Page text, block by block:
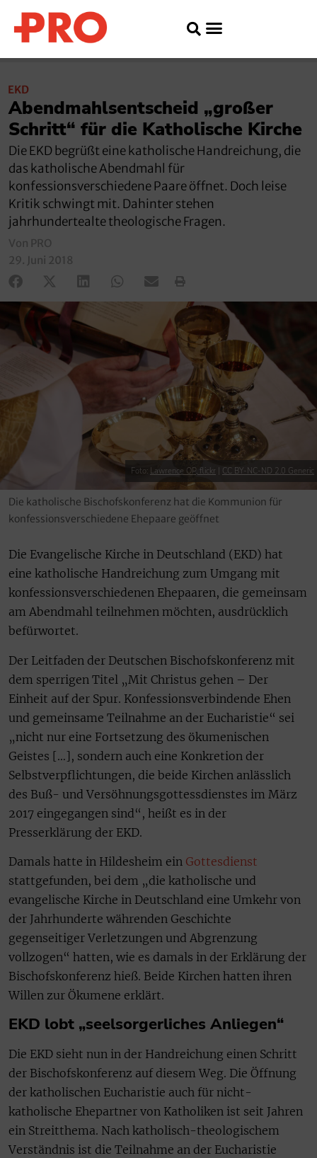
EKD
Abendmahlsentscheid „großer
Schritt“ für die Katholische Kirche
Die EKD begrüßt eine katholische Handreichung, die
das katholische Abendmahl für
konfessionsverschiedene Paare öffnet. Doch leise
Kritik schwingt mit. Dahinter stehen
jahrhundertealte theologische Fragen.
Von PRO
29. Juni 2018
Foto: Lawrence OP, flickr CC BY-NC-ND 2.0 Generic
Die katholische Bischofskonferenz hat die Kommunion für
konfessionsverschiedene Ehepaare geöffnet
Die Evangelische Kirche in Deutschland (EKD) hat
eine katholische Handreichung zum Umgang mit
konfessionsverschiedenen Ehepaaren, die gemeinsam
am Abendmahl teilnehmen möchten, ausdrücklich
befürwortet.
Der Leitfaden der Deutschen Bischofskonferenz mit
dem sperrigen Titel „Mit Christus gehen – Der
Einheit auf der Spur. Konfessionsverbindende Ehen
und gemeinsame Teilnahme an der Eucharistie“ sei
„nicht nur eine Fortsetzung des ökumenischen
Geistes […], sondern auch eine Konkretion der
Selbstverpflichtungen, die beide Kirchen anlässlich
des Buß- und Versöhnungsgottessdienstes im März
2017 eingegangen sind“, heißt es in der
Presserklärung der EKD.
Damals hatte in Hildesheim ein Gottesdienst
stattgefunden, bei dem „die katholische und
evangelische Kirche in Deutschland eine Umkehr von
der Jahrhunderte währenden Geschichte
gegenseitiger Verletzungen und Abgrenzung
vollzogen“ hatten, wie es damals in der Erklärung der
Bischofskonferenz hieß. Beide Kirchen hatten ihren
Willen zur Ökumene erklärt.
EKD lobt „seelsorgerliches Anliegen“
Die EKD sieht nun in der Handreichung einen Schritt
der Bischofskonferenz auf diesem Weg. Die Öffnung
der katholischen Eucharistie auch für nicht-
katholische Ehepartner von Katholiken ist seit Jahren
ein Streitthema. Nach katholisch-theologischem
Verständnis ist die Teilnahme an der Eucharistie